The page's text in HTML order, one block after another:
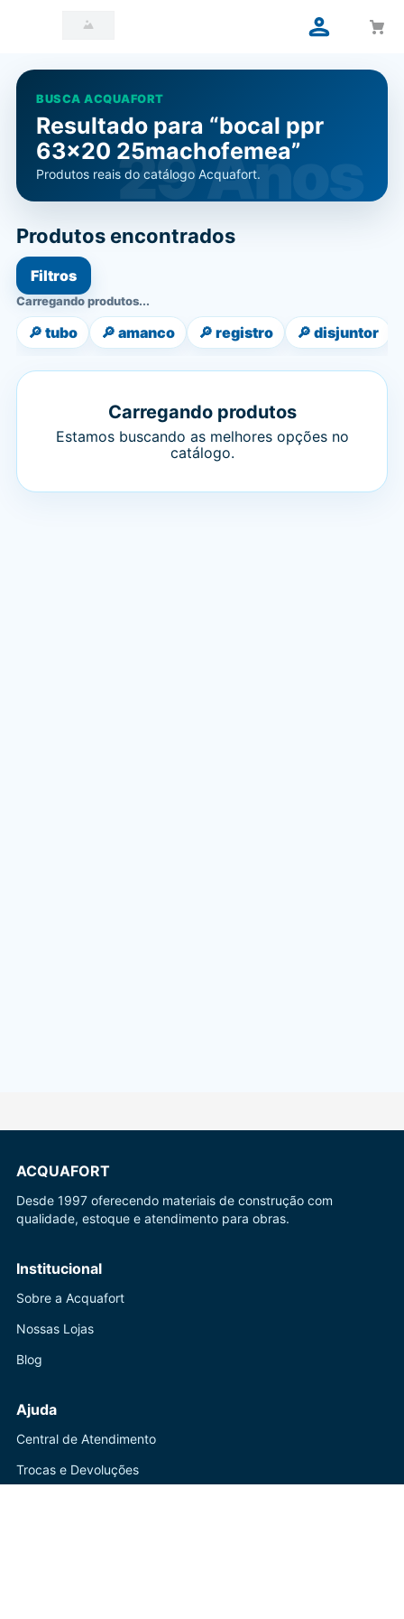
BUSCA ACQUAFORT
Resultado para “bocal ppr
63x20 25machofemea”
Produtos reais do catálogo Acquafort.
Produtos encontrados
Filtros
Carregando produtos...
🔎 tubo 🔎 amanco 🔎 registro 🔎 disjuntor
Carregando produtos
Estamos buscando as melhores opções no
catálogo.
ACQUAFORT
Desde 1997 oferecendo materiais de construção com
qualidade, estoque e atendimento para obras.
Institucional
Sobre a Acquafort
Nossas Lojas
Blog
Ajuda
Central de Atendimento
Trocas e Devoluções